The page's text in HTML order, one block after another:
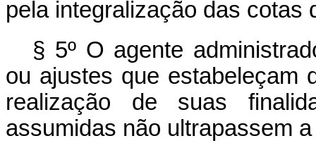
pela integralização das cotas
§ 5º O agente
ou ajustes que estabeleçam
realização de suas
assumidas não ultrapassem